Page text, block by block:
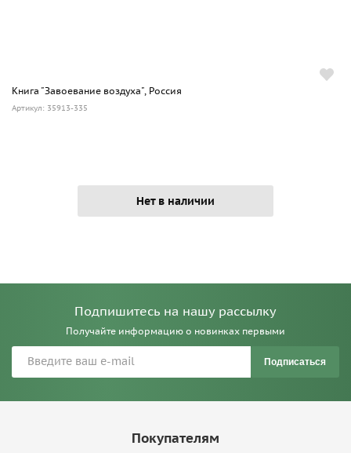
Книга "Завоевание воздуха", Россия
Артикул: 35913-335
Нет в наличии
Подпишитесь на нашу рассылку
Получайте информацию о новинках первыми
Подписаться
Покупателям